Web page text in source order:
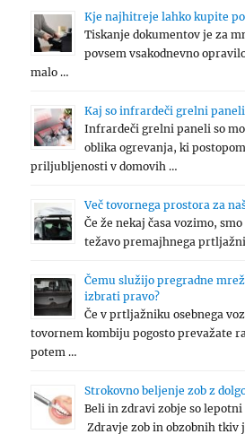
Kje najhitreje lahko kupite
Tiskanje dokumentov je za
povsem vsakodnevno
malo …
Kaj so infrardeči grelni
Infrardeči grelni paneli so
oblika ogrevanja, ki
priljubljenosti v domovih …
Več tovornega prostora za
Če že nekaj časa vozimo,
težavo premajhnega
Čemu služijo pregradne
izbrati pravo?
Če v prtljažniku osebnega
tovornem kombiju pogosto prevažate
potem …
Strokovno beljenje zob z
Beli in zdravi zobje so
Zdravje zob in obzobnih tkiv